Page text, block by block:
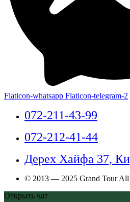
Flaticon-whatsapp Flaticon-telegram-2
072-211-43-99
072-212-41-44
Дерех Хайфа 37,
© 2013 — 2025 Grand Tour All
Открыть чат